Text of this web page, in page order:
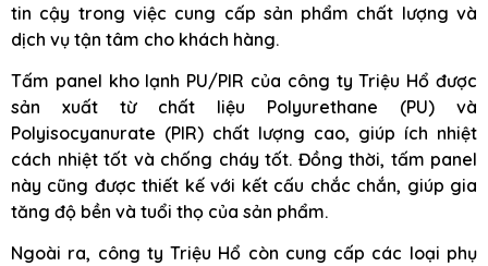
tin cậy trong việc cung cấp sản phẩm chất lượng và
dịch vụ tận tâm cho khách hàng.
Tấm panel kho lạnh PU/PIR của công ty Triệu Hổ được
sản xuất từ chất liệu Polyurethane (PU) và
Polyisocyanurate (PIR) chất lượng cao, giúp ích nhiệt
cách nhiệt tốt và chống cháy tốt. Đồng thời, tấm panel
này cũng được thiết kế với kết cấu chắc chắn, giúp gia
tăng độ bền và tuổi thọ của sản phẩm.
Ngoài ra, công ty Triệu Hổ còn cung cấp các loại phụ